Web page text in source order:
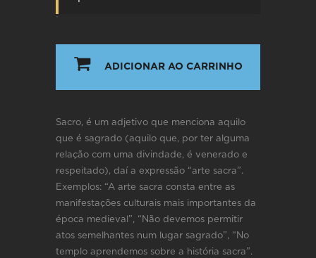
`
ADICIONAR AO CARRINHO
Sacro, é um adjetivo que menciona aquilo
que é sagrado (aquilo que, por ter alguma
relação com uma divindade, é venerado e
respeitado), daí a expressão “arte sacra”.
Exemplos: “A arte sacra consta entre as
manifestações culturais mais importantes da
época medieval”, “Não devemos permitir
atos semelhantes num lugar sagrado”, “No
templo aprendemos sobre a história sacra”.